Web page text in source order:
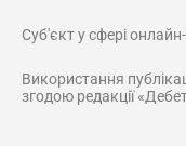
Суб'єкт у сфері
Використання
згодою редакції